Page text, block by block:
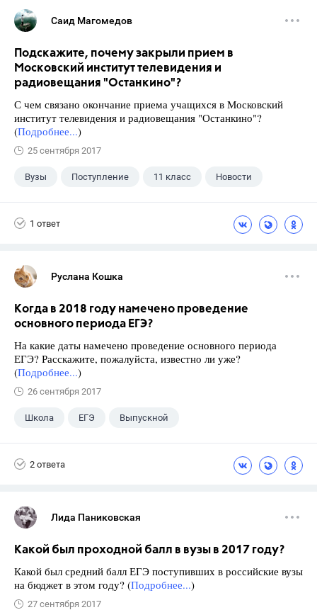
Саид Магомедов
Подскажите, почему закрыли прием в
Московский институт телевидения и
радиовещания "Останкино"?
С чем связано окончание приема учащихся в Московский
институт телевидения и радиовещания "Останкино"?
(Подробнее...)
25 сентября 2017
Вузы Поступление 11 класс Новости
1 ответ
Руслана Кошка
Когда в 2018 году намечено проведение
основного периода ЕГЭ?
На какие даты намечено проведение основного периода
ЕГЭ? Расскажите, пожалуйста, известно ли уже?
(Подробнее...)
26 сентября 2017
Школа ЕГЭ Выпускной
2 ответа
Лида Паниковская
Какой был проходной балл в вузы в 2017 году?
Какой был средний балл ЕГЭ поступивших в российские вузы
на бюджет в этом году? (Подробнее...)
27 сентября 2017